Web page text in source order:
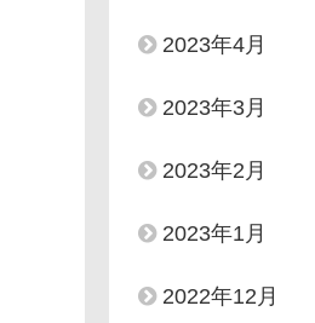
2023年4月
2023年3月
2023年2月
2023年1月
2022年12月